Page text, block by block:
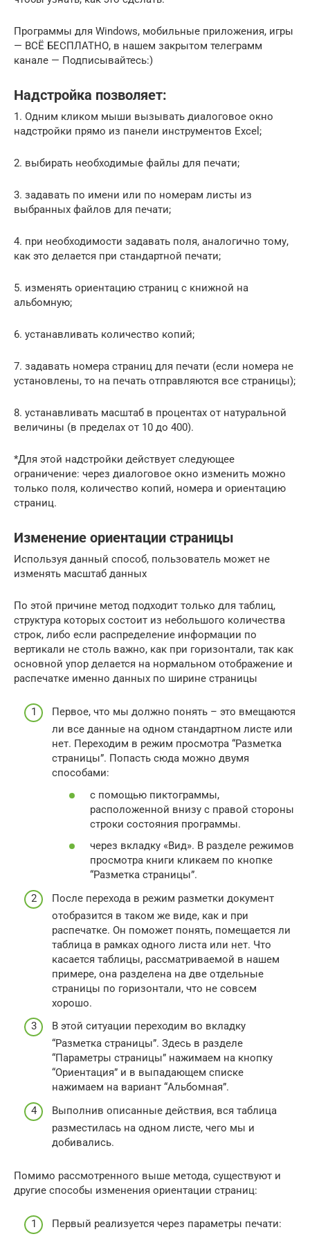
Программы для Windows, мобильные приложения, игры
— ВСЁ БЕСПЛАТНО, в нашем закрытом телеграмм
канале — Подписывайтесь:)
Надстройка позволяет:
1. Одним кликом мыши вызывать диалоговое окно
надстройки прямо из панели инструментов Excel;
2. выбирать необходимые файлы для печати;
3. задавать по имени или по номерам листы из
выбранных файлов для печати;
4. при необходимости задавать поля, аналогично тому,
как это делается при стандартной печати;
5. изменять ориентацию страниц с книжной на
альбомную;
6. устанавливать количество копий;
7. задавать номера страниц для печати (если номера не
установлены, то на печать отправляются все страницы);
8. устанавливать масштаб в процентах от натуральной
величины (в пределах от 10 до 400).
*Для этой надстройки действует следующее
ограничение: через диалоговое окно изменить можно
только поля, количество копий, номера и ориентацию
страниц.
Изменение ориентации страницы
Используя данный способ, пользователь может не
изменять масштаб данных
По этой причине метод подходит только для таблиц,
структура которых состоит из небольшого количества
строк, либо если распределение информации по
вертикали не столь важно, как при горизонтали, так как
основной упор делается на нормальном отображение и
распечатке именно данных по ширине страницы
Первое, что мы должно понять – это вмещаются
ли все данные на одном стандартном листе или
нет. Переходим в режим просмотра “Разметка
страницы”. Попасть сюда можно двумя
способами:
с помощью пиктограммы,
расположенной внизу с правой стороны
строки состояния программы.
через вкладку «Вид». В разделе режимов
просмотра книги кликаем по кнопке
“Разметка страницы”.
После перехода в режим разметки документ
отобразится в таком же виде, как и при
распечатке. Он поможет понять, помещается ли
таблица в рамках одного листа или нет. Что
касается таблицы, рассматриваемой в нашем
примере, она разделена на две отдельные
страницы по горизонтали, что не совсем
хорошо.
В этой ситуации переходим во вкладку
“Разметка страницы”. Здесь в разделе
“Параметры страницы” нажимаем на кнопку
“Ориентация” и в выпадающем списке
нажимаем на вариант “Альбомная”.
Выполнив описанные действия, вся таблица
разместилась на одном листе, чего мы и
добивались.
Помимо рассмотренного выше метода, существуют и
другие способы изменения ориентации страниц:
Первый реализуется через параметры печати: